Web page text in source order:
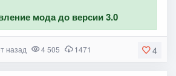
мода до версии 3.0
4
назад 4 505 1471